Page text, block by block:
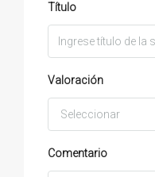
Título
Valoración
Seleccionar
Comentario